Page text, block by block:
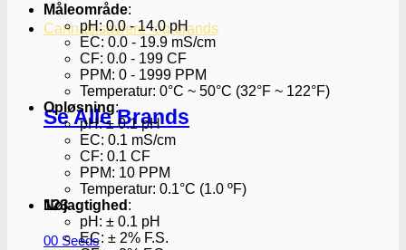
Cannabisavlere -og brands
Se Alle Brands
123
00 Seeds
Måleområde:
pH: 0.0 - 14.0 pH
EC: 0.0 - 19.9 mS/cm
CF: 0.0 - 199 CF
PPM: 0 - 1999 PPM
Temperatur: 0°C ~ 50°C (32°F ~ 122°F)
Opløsning:
pH: ± 0.1 pH
EC: 0.1 mS/cm
CF: 0.1 CF
PPM: 10 PPM
Temperatur: 0.1°C (1.0 ºF)
Nøjagtighed :
pH: ± 0.1 pH
EC: ± 2% F.S.